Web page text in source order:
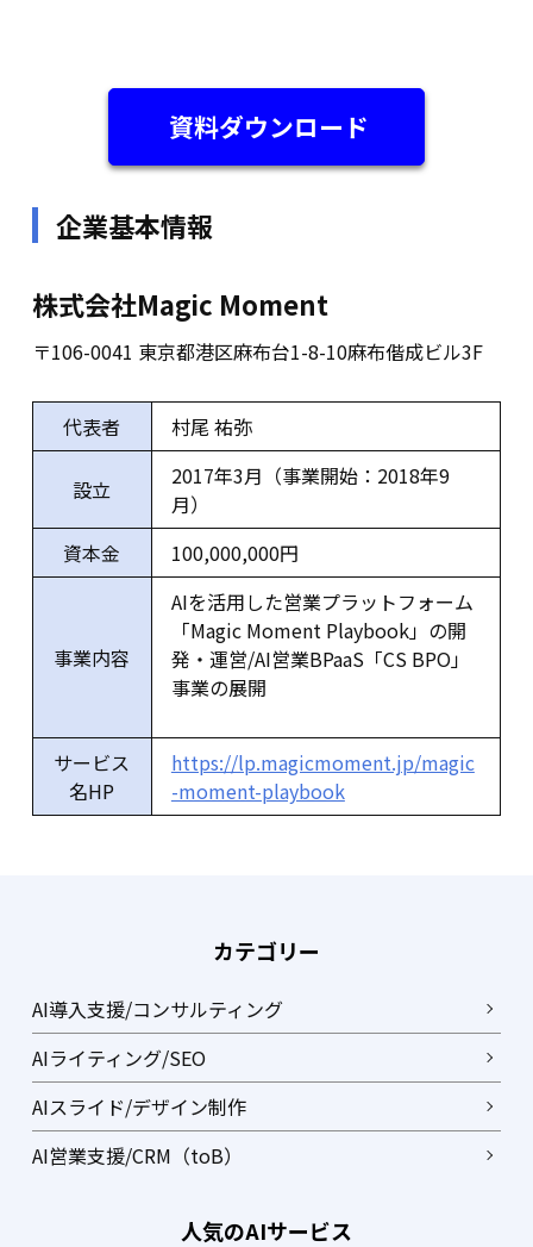
資料ダウンロード
企業基本情報
株式会社Magic Moment
〒106-0041 東京都港区麻布台1-8-10麻布偕成ビル3F
代表者 村尾 祐弥
設立
2017年3月（事業開始：2018年9
月）
資本金
100,000,000円
事業内容
AIを活用した営業プラットフォーム
「Magic Moment Playbook」の開
発・運営/AI営業BPaaS「CS BPO」
事業の展開
サービス
名HP
https://lp.magicmoment.jp/magic
-moment-playbook
カテゴリー
AI導入支援/コンサルティング
AIライティング/SEO
AIスライド/デザイン制作
AI営業支援/CRM（toB）
人気のAIサービス